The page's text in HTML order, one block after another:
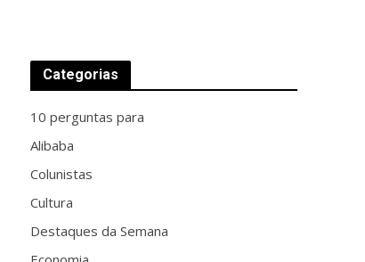
Categorias
10 perguntas para
Alibaba
Colunistas
Cultura
Destaques da Semana